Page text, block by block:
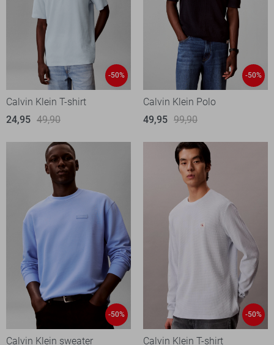
-50%
Calvin Klein T-shirt
24,95 49,90
-50%
Calvin Klein Polo
49,95 99,90
-50%
Calvin Klein sweater
-50%
Calvin Klein T-shirt